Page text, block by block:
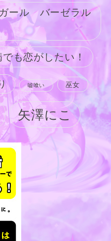
ール バーゼラル
も恋がしたい！
嘘喰い 巫女
矢澤にこ